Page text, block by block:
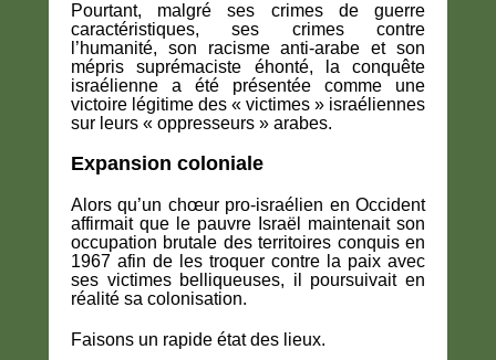
Pourtant, malgré ses crimes de guerre
caractéristiques, ses crimes contre
l’humanité, son racisme anti-arabe et son
mépris suprémaciste éhonté, la conquête
israélienne a été présentée comme une
victoire légitime des « victimes » israéliennes
sur leurs « oppresseurs » arabes.
Expansion coloniale
Alors qu’un chœur pro-israélien en Occident
affirmait que le pauvre Israël maintenait son
occupation brutale des territoires conquis en
1967 afin de les troquer contre la paix avec
ses victimes belliqueuses, il poursuivait en
réalité sa colonisation.
Faisons un rapide état des lieux.